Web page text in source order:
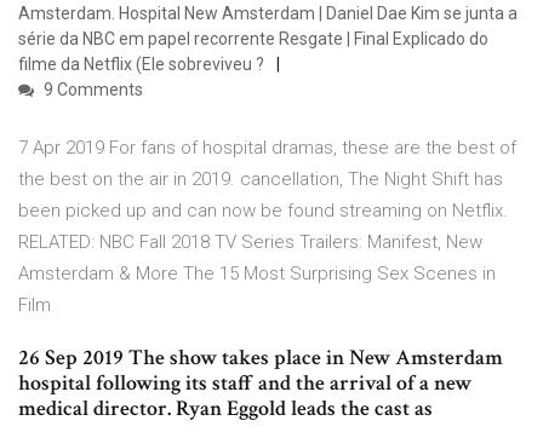
Amsterdam. Hospital New Amsterdam | Daniel Dae Kim se junta a
série da NBC em papel recorrente Resgate | Final Explicado do
filme da Netflix (Ele sobreviveu ?
9 Comments
7 Apr 2019 For fans of hospital dramas, these are the best of
the best on the air in 2019. cancellation, The Night Shift has
been picked up and can now be found streaming on Netflix.
RELATED: NBC Fall 2018 TV Series Trailers: Manifest, New
Amsterdam & More The 15 Most Surprising Sex Scenes in
Film
26 Sep 2019 The show takes place in New Amsterdam
hospital following its staff and the arrival of a new
medical director. Ryan Eggold leads the cast as